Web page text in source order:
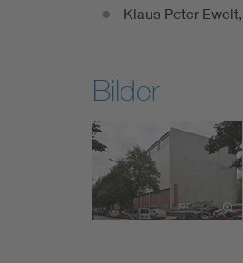
Klaus Peter
Bilder